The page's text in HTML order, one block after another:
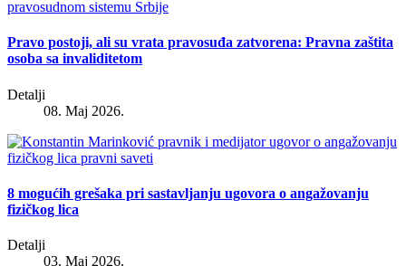
Pravo postoji, ali su vrata pravosuđa zatvorena: Pravna zaštita
osoba sa invaliditetom
Detalji
08. Maj 2026.
8 mogućih grešaka pri sastavljanju ugovora o angažovanju
fizičkog lica
Detalji
03. Maj 2026.